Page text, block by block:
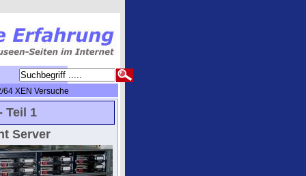
XEN Versuche
Teil 1
Server